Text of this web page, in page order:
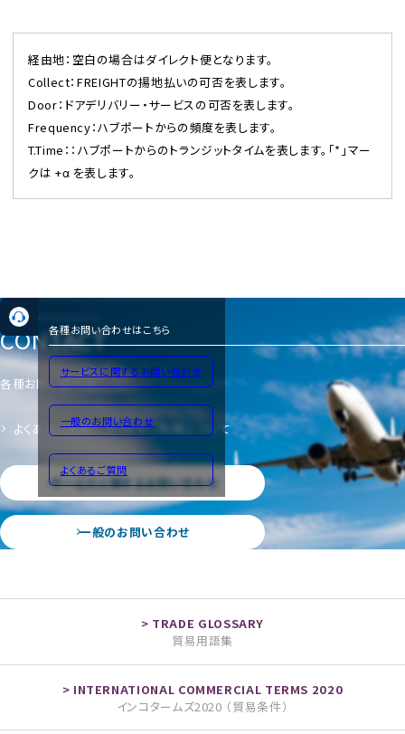
経由地：空白の場合はダイレクト便となります。
Collect：FREIGHTの揚地払いの可否を表します。
Door：ドアデリバリー・サービスの可否を表します。
Frequency：ハブポートからの頻度を表します。
T.Time：：ハブポートからのトランジットタイムを表します。「*」マー
クは +α を表します。
各種お問い合わせはこちら
サービスに関するお問い合わせ
一般のお問い合わせ
よくあるご質問
CONTACT
各種お問い合わせ
よくあるご質問 サイトのご利用について
サービスに関するお問い合わせ
一般のお問い合わせ
貿易用語集
インコタームズ2020 （貿易条件）